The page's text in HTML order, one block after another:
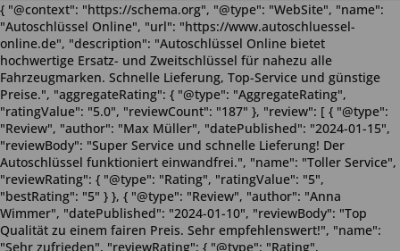
{ "@context": "https://schema.org", "@type": "WebSite", "name":
"Autoschlüssel Online", "url": "https://www.autoschluessel-
online.de", "description": "Autoschlüssel Online bietet
hochwertige Ersatz- und Zweitschlüssel für nahezu alle
Fahrzeugmarken. Schnelle Lieferung, Top-Service und günstige
Preise.", "aggregateRating": { "@type": "AggregateRating",
"ratingValue": "5.0", "reviewCount": "187" }, "review": [ { "@type":
"Review", "author": "Max Müller", "datePublished": "2024-01-15",
"reviewBody": "Super Service und schnelle Lieferung! Der
Autoschlüssel funktioniert einwandfrei.", "name": "Toller Service",
"reviewRating": { "@type": "Rating", "ratingValue": "5",
"bestRating": "5" } }, { "@type": "Review", "author": "Anna
Wimmer", "datePublished": "2024-01-10", "reviewBody": "Top
Qualität zu einem fairen Preis. Sehr empfehlenswert!", "name":
"Sehr zufrieden", "reviewRating": { "@type": "Rating",